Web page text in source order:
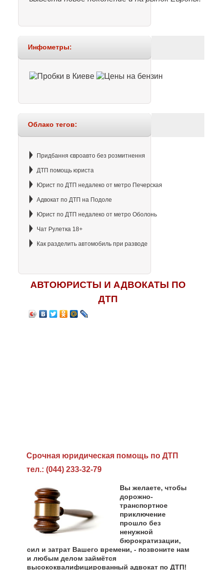
Инфометры:
Облако тегов:
Придбання євроавто без розмитнення
ДТП помощь юриста
Юрист по ДТП недалеко от метро Печерская
Адвокат по ДТП на Подоле
Юрист по ДТП недалеко от метро Оболонь
Чат Рулетка 18+
Как разделить автомобиль при разводе
АВТОЮРИСТЫ И АДВОКАТЫ ПО
ДТП
Cрочная юридическая помощь по ДТП
тел.: (044) 233-32-79
Вы желаете, чтобы
дорожно-
транспортное
приключение
прошло без
ненужной
бюрократизации,
сил и затрат Вашего времени, - позвоните нам
и любым делом займётся
высококвалифицированный адвокат по ДТП!